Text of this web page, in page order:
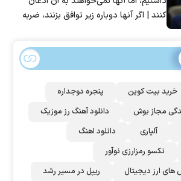
کنند | اگر آنها دوباره زیر توافق بزنند، ضربه
خرید بیت کوین
پنجره دوجداره
مجاز بوش
دانلود آهنگ رز‌ موزیک
آلپاری
دانلود اهنگ
نکسو رمزارزی نوآور
ارز دیجیتال
ریپل در مسیر رشد